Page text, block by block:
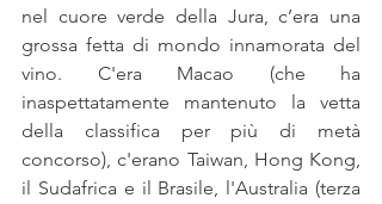
nel cuore verde della Jura, c’era una
grossa fetta di mondo innamorata del
vino. C'era Macao (che ha
inaspettatamente mantenuto la vetta
della classifica per più di metà
concorso), c'erano Taiwan, Hong Kong,
il Sudafrica e il Brasile, l'Australia (terza